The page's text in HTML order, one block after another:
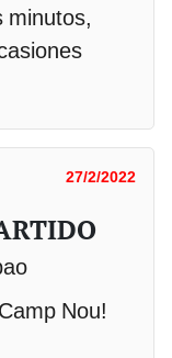
minutos,
27/2/2022
Nou!